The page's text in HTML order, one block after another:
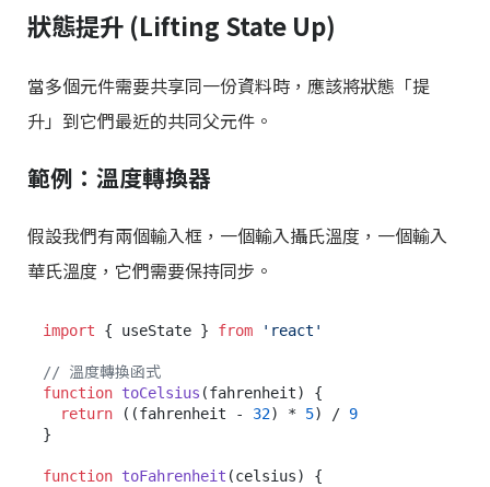
狀態提升 (Lifting State Up)
當多個元件需要共享同一份資料時，應該將狀態「提
升」到它們最近的共同父元件。
範例：溫度轉換器
假設我們有兩個輸入框，一個輸入攝氏溫度，一個輸入
華氏溫度，它們需要保持同步。
import { useState } from 'react'
// 溫度轉換函式
function toCelsius (fahrenheit) {
return ((fahrenheit - 32) * 5) / 9
}
function toFahrenheit (celsius) {